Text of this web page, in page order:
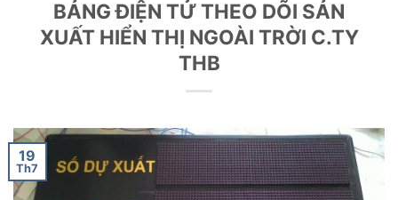
BẢNG ĐIỆN TỬ THEO DÕI SẢN
XUẤT HIỂN THỊ NGOÀI TRỜI C.TY
THB
19
Th7